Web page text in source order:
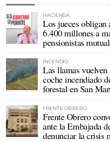
HACIENDA
Los jueces obligan
6.400 millones a
pensionistas
INCENDIO
Las llamas
coche incendiado
forestal en San
FRENTE OBRERO
Frente Obrero
ante la Embajada
denunciar la crisis